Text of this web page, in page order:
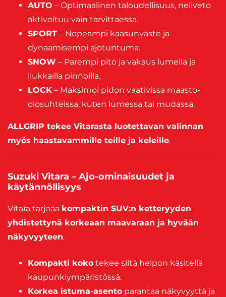
AUTO – Optimaalinen taloudellisuus, neliveto
aktivoituu vain tarvittaessa.
SPORT – Nopeampi kaasunvaste ja
dynaamisempi ajotuntuma.
SNOW – Parempi pito ja vakaus lumella ja
liukkailla pinnoilla.
LOCK – Maksimoi pidon vaativissa maasto-
olosuhteissa, kuten lumessa tai mudassa.
ALLGRIP tekee Vitarasta luotettavan valinnan
myös haastavammille teille ja keleille.
Suzuki Vitara – Ajo-ominaisuudet ja
käytännöllisyys
Vitara tarjoaa kompaktin SUV:n ketteryyden
yhdistettynä korkeaan maavaraan ja hyvään
näkyvyyteen.
Kompakti koko tekee siitä helpon käsitellä
kaupunkiympäristössä.
Korkea istuma-asento parantaa näkyvyyttä ja